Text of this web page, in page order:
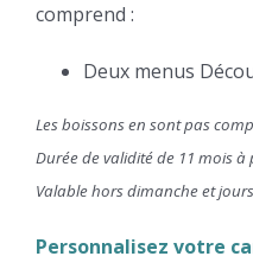
comprend :
Deux menus
Les boissons en sont pas
Durée de validité de 11 mois à
Valable hors dimanche et
Personnalisez votre